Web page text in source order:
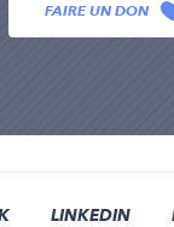
FAIRE UN DON
LINKEDIN